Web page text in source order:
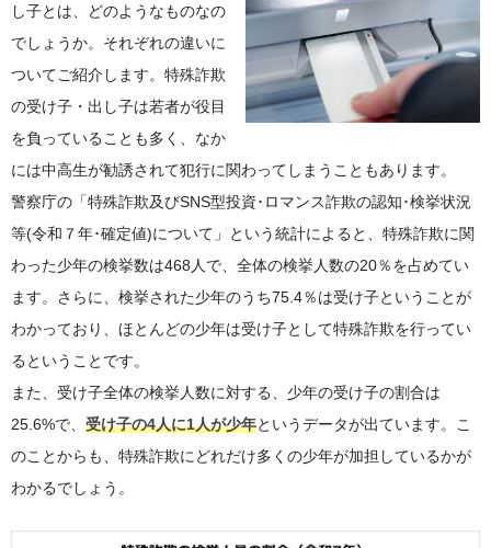
し子とは、どのようなものなの
でしょうか。それぞれの違いに
ついてご紹介します。特殊詐欺
の受け子・出し子は若者が役目
を負っていることも多く、なか
には中高生が勧誘されて犯行に関わってしまうこともあります。
警察庁の「特殊詐欺及びSNS型投資･ロマンス詐欺の認知･検挙状況
等(令和７年･確定値)について」という統計によると、特殊詐欺に関
わった少年の検挙数は468人で、全体の検挙人数の20％を占めてい
ます。さらに、検挙された少年のうち75.4％は受け子ということが
わかっており、ほとんどの少年は受け子として特殊詐欺を行ってい
るということです。
また、受け子全体の検挙人数に対する、少年の受け子の割合は
25.6%で、 受け子の4人に1人が少年というデータが出ています。こ
のことからも、特殊詐欺にどれだけ多くの少年が加担しているかが
わかるでしょう。